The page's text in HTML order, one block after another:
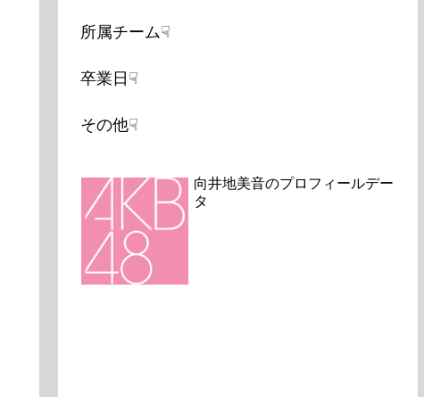
所属チーム☟
卒業日☟
その他☟
向井地美音のプロフィールデー
タ